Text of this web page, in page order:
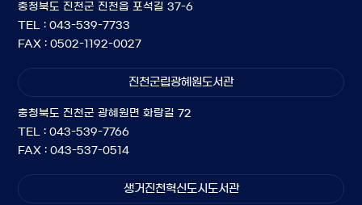
충청북도 진천군 진천읍 포석길 37-6
TEL : 043-539-7733
FAX : 0502-1192-0027
진천군립광혜원도서관
충청북도 진천군 광혜원면 화랑길 72
TEL : 043-539-7766
FAX : 043-537-0514
생거진천혁신도시도서관